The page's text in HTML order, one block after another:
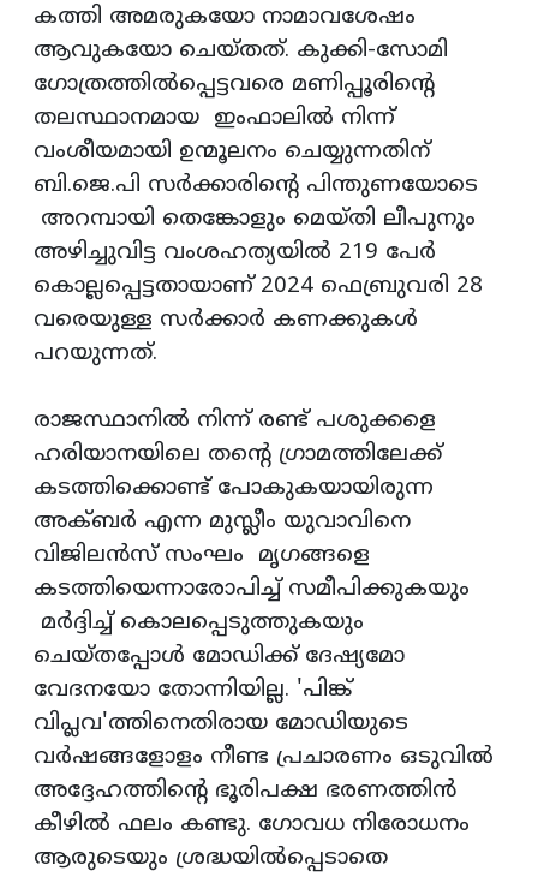
കത്തി അമരുകയോ നാമാവശേഷം
ആവുകയോ ചെയ്തത്. കുക്കി-സോമി
ഗോത്രത്തിൽപ്പെട്ടവരെ മണിപ്പൂരിന്റെ
തലസ്ഥാനമായ ഇംഫാലിൽ നിന്ന്
വംശീയമായി ഉന്മൂലനം ചെയ്യുന്നതിന്
ബി.ജെ.പി സർക്കാരിൻ്റെ പിന്തുണയോടെ
അറമ്പായി തെങ്കോളും മെയ്‌തി ലീപുനും
അഴിച്ചുവിട്ട വംശഹത്യയിൽ 219 പേർ
കൊല്ലപ്പെട്ടതായാണ് 2024 ഫെബ്രുവരി 28
വരെയുള്ള സർക്കാർ കണക്കുകൾ
പറയുന്നത്.
രാജസ്ഥാനിൽ നിന്ന് രണ്ട് പശുക്കളെ
ഹരിയാനയിലെ തൻ്റെ ഗ്രാമത്തിലേക്ക്
കടത്തിക്കൊണ്ട് പോകുകയായിരുന്ന
അക്ബർ എന്ന മുസ്ലീം യുവാവിനെ
വിജിലൻസ് സംഘം മൃഗങ്ങളെ
കടത്തിയെന്നാരോപിച്ച് സമീപിക്കുകയും
മർദ്ദിച്ച് കൊലപ്പെടുത്തുകയും
ചെയ്തപ്പോൾ മോഡിക്ക് ദേഷ്യമോ
വേദനയോ തോന്നിയില്ല. 'പിങ്ക്
വിപ്ലവ'ത്തിനെതിരായ മോഡിയുടെ
വർഷങ്ങളോളം നീണ്ട പ്രചാരണം ഒടുവിൽ
അദ്ദേഹത്തിൻ്റെ ഭൂരിപക്ഷ ഭരണത്തിൻ
കീഴിൽ ഫലം കണ്ടു. ഗോവധ നിരോധനം
ആരുടെയും ശ്രദ്ധയിൽപ്പെടാതെ